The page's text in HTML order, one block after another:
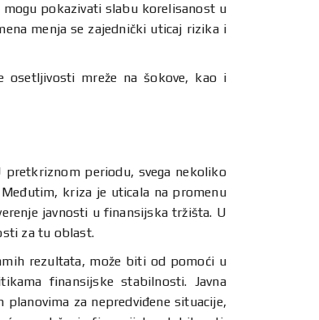
pokazivati slabu korelisanost u
menja se zajednički uticaj rizika i
osetljivosti mreže na šokove, kao i
periodu, svega nekoliko
kriza je uticala na promenu
javnosti u finansijska tržišta. U
za tu oblast.
rezultata, može biti od pomoći u
finansijske stabilnosti. Javna
za nepredviđene situacije,